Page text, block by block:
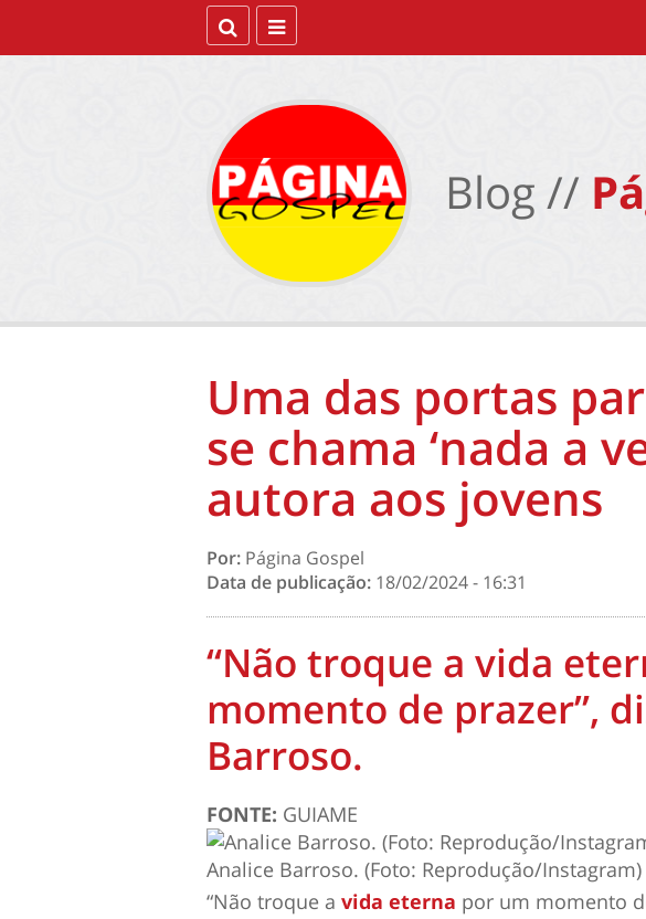
Blog //
Uma das portas
se chama ‘nada a
autora aos jovens
Por: Página Gospel
Data de publicação: 18/02/2024 - 16:31
“Não troque a vida
momento de prazer”,
Barroso.
FONTE: GUIAME
Analice Barroso. (Foto: Reprodução/Instagram)
“Não troque a vida eterna por um momento